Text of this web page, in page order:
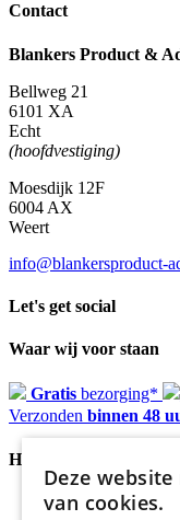
Contact
Blankers Product &
Bellweg 21
6101 XA
Echt
(hoofdvestiging)
Moesdijk 12F
6004 AX
Weert
info@blankersproduct-
Let's get social
Waar wij voor staan
Gratis bezorging*
Verzonden binnen 48
Handige Links
Home
Deze
van cookies.